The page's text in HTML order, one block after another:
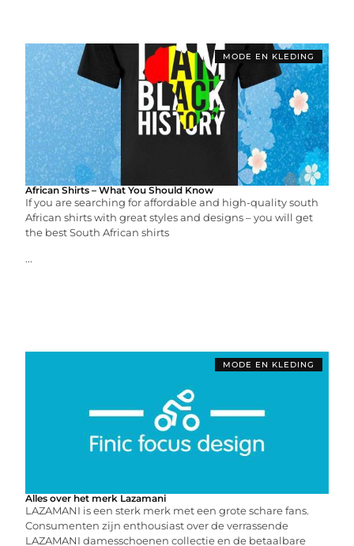
MODE EN KLEDING
African Shirts – What You Should Know
If you are searching for affordable and high-quality south
African shirts with great styles and designs – you will get
the best South African shirts
...
MODE EN KLEDING
Alles over het merk Lazamani
LAZAMANI is een sterk merk met een grote schare fans.
Consumenten zijn enthousiast over de verrassende
LAZAMANI damesschoenen collectie en de betaalbare